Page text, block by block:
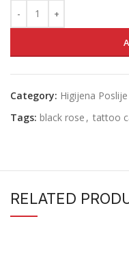
Category: Higijena
Tags: black rose , tattoo
RELATED